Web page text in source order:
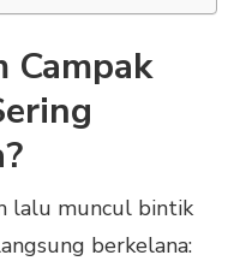
Campak
lalu muncul bintik
berkelana: